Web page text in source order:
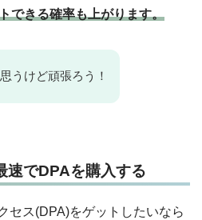
できる確率も上がります。
うけど頑張ろう！
速でDPAを購入する
セス(DPA)をゲットしたいなら